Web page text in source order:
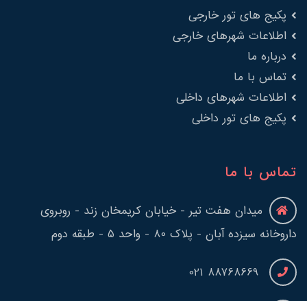
پکیج های تور خارجی
اطلاعات شهرهای خارجی
درباره ما
تماس با ما
اطلاعات شهرهای داخلی
پکیج های تور داخلی
تماس با ما
میدان هفت تیر - خیابان کریمخان زند - روبروی
داروخانه سیزده آبان - پلاک 80 - واحد 5 - طبقه دوم
88768669 021